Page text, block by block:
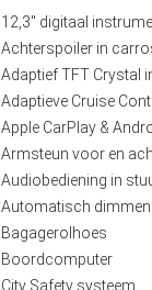
12,3" digitaal
Achterspoiler in
Adaptief TFT Crystal
Adaptieve Cruise
Apple CarPlay &
Armsteun voor en
Audiobediening in
Automatisch
Bagagerolhoes
Boordcomputer
City Safety systeem